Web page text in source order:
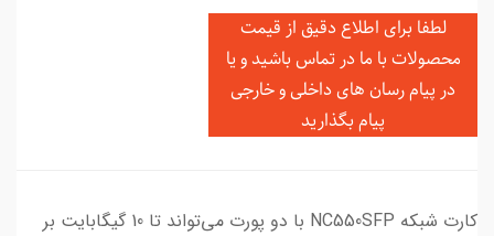
لطفا برای اطلاع دقیق از قیمت
محصولات با ما در تماس باشید و یا
در پیام رسان های داخلی و خارجی
پیام بگذارید
کارت شبکه NC550SFP با دو پورت می‌تواند تا 10 گیگابایت بر